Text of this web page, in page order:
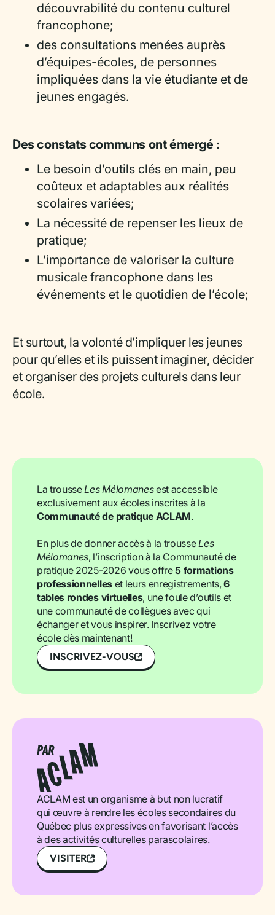
découvrabilité du contenu culturel
francophone;
des consultations menées auprès
d’équipes-écoles, de personnes
impliquées dans la vie étudiante et de
jeunes engagés.
Des constats communs ont émergé :
Le besoin d’outils clés en main, peu
coûteux et adaptables aux réalités
scolaires variées;
La nécessité de repenser les lieux de
pratique;
L’importance de valoriser la culture
musicale francophone dans les
événements et le quotidien de l’école;
Et surtout, la volonté d’impliquer les jeunes
pour qu’elles et ils puissent imaginer, décider
et organiser des projets culturels dans leur
école.
La trousseLes Mélomanesest accessible
exclusivement aux écoles inscrites à la
Communauté de pratique ACLAM.
En plus de donner accès à la trousseLes
Mélomanes, l’inscription à la Communauté de
pratique 2025-2026 vous offre5 formations
professionnelleset leurs enregistrements,6
tables rondes virtuelles, une foule d’outils et
une communauté de collègues avec qui
échanger et vous inspirer. Inscrivez votre
école dès maintenant!
INSCRIVEZ-VOUS
ACLAM est un organisme à but non lucratif
qui œuvre à rendre les écoles secondaires du
Québec plus expressives en favorisant l’accès
à des activités culturelles parascolaires.
VISITER